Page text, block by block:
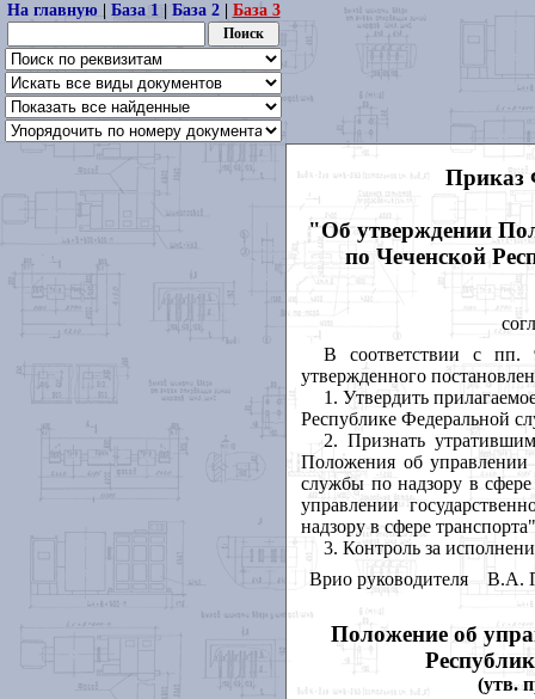
На главную| База 1| База 2| База 3
Приказ
"Об утверждении
по Чеченской
В соответствии с пп.
утвержденного
1. Утвердить
Республике Федеральной
2. Признать
Положения об управлении
службы по надзору в
управлении
надзору в сфере
3. Контроль за
Врио руководителя
В.А.
Положение об
(утв.